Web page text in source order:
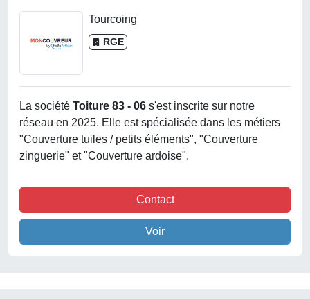
Tourcoing
RGE
La société Toiture 83 - 06 s'est inscrite sur notre
réseau en 2025. Elle est spécialisée dans les métiers
"Couverture tuiles / petits éléments", "Couverture
zinguerie" et "Couverture ardoise".
Contact
Voir